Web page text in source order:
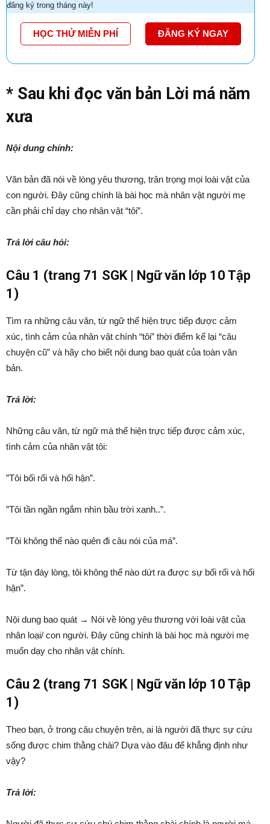
đăng ký trong tháng này!
HỌC THỬ MIỄN PHÍ ĐĂNG KÝ NGAY
* Sau khi đọc văn bản Lời má năm
xưa
Nội dung chính:
Văn bản đã nói về lòng yêu thương, trân trọng mọi loài vật của
con người. Đây cũng chính là bài học mà nhân vật người mẹ
cần phải chỉ dạy cho nhân vật “tôi”.
Trả lời câu hỏi:
Câu 1 (trang 71 SGK | Ngữ văn lớp 10 Tập
1)
Tìm ra những câu văn, từ ngữ thể hiện trực tiếp được cảm
xúc, tình cảm của nhân vật chính “tôi” thời điểm kể lại “câu
chuyện cũ” và hãy cho biết nội dung bao quát của toàn văn
bản.
Trả lời:
Những câu văn, từ ngữ mà thể hiện trực tiếp được cảm xúc,
tình cảm của nhân vật tôi:
”Tôi bối rối và hối hận”.
”Tôi tần ngần ngắm nhìn bầu trời xanh..”.
”Tôi không thể nào quên đi câu nói của má”.
Từ tận đáy lòng, tôi không thể nào dứt ra được sự bối rối và hối
hận”.
Nội dung bao quát → Nói về lòng yêu thương với loài vật của
nhân loại/ con người. Đây cũng chính là bài học mà người mẹ
muốn dạy cho nhân vật chính.
Câu 2 (trang 71 SGK | Ngữ văn lớp 10 Tập
1)
Theo bạn, ở trong câu chuyện trên, ai là người đã thực sự cứu
sống được chim thằng chài? Dựa vào đâu để khẳng định như
vậy?
Trả lời: